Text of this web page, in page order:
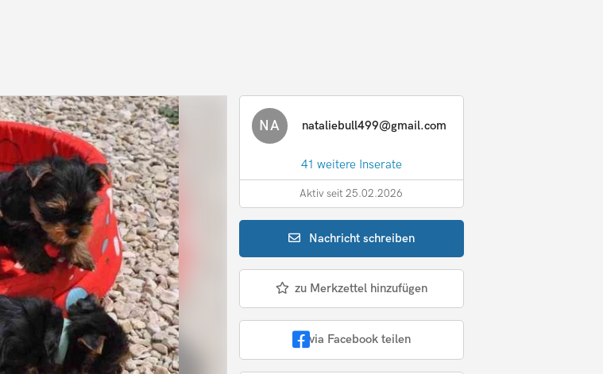
NA nataliebull499@gmail.com
41 weitere Inserate
Aktiv seit 25.02.2026
Nachrichtschreiben
zu Merkzettel hinzufügen
via Facebook teilen